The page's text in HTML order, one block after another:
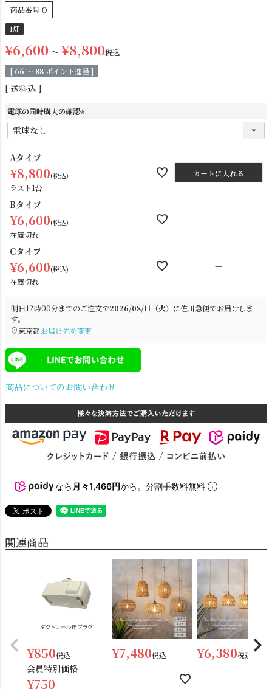
ステンドグラス
電球
SNS
商品番号 O
1灯
¥6,600 〜 ¥8,800税込
[ 66 〜 88 ポイント進呈 ]
送料込
電球の同時購入の確認
(
Aタイプ
¥8,800 税込
ラスト1台
カートに入れる
Bタイプ
¥6,600 税込
在庫切れ
—
Cタイプ
¥6,600 税込
在庫切れ
—
明日12時00分までのご注文で2026/08/11（火） に佐川急便でお届けしま
す。
東京都お届け先を変更
商品についてのお問い合わせ
なら 月々1,466円から。分割手数料無料
関連商品
¥850税込
会員特別価格
¥750
¥7,480税込 ¥6,380税込